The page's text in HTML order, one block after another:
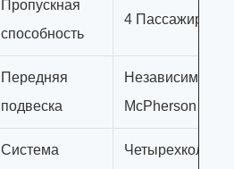
Пропускная
способность
4 Пассажиры
Передняя
подвеска
Независимый
McPherson
Система